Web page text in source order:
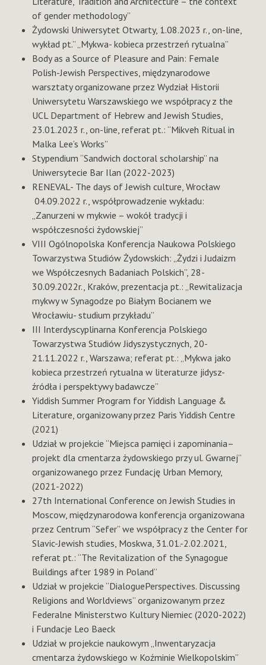
of gender methodology”
Żydowski Uniwersytet Otwarty, 1.08.2023 r., on-line,
wykład pt.” „Mykwa- kobieca przestrzeń rytualna”
Body as a Source of Pleasure and Pain: Female
Polish-Jewish Perspectives, międzynarodowe
warsztaty organizowane przez Wydział Historii
Uniwersytetu Warszawskiego we współpracy z the
UCL Department of Hebrew and Jewish Studies,
23.01.2023 r., on-line, referat pt.: “Mikveh Ritual in
Malka Lee’s Works”
Stypendium “Sandwich doctoral scholarship” na
Uniwersytecie Bar Ilan (2022-2023)
RENEVAL- The days of Jewish culture, Wrocław
04.09.2022 r., współprowadzenie wykładu:
„Zanurzeni w mykwie – wokół tradycji i
współczesności żydowskiej”
VIII Ogólnopolska Konferencja Naukowa Polskiego
Towarzystwa Studiów Żydowskich: „Żydzi i Judaizm
we Współczesnych Badaniach Polskich”, 28-
30.09.2022r., Kraków, prezentacja pt.: „Rewitalizacja
mykwy w Synagodze po Białym Bocianem we
Wrocławiu- studium przykładu”
III Interdyscyplinarna Konferencja Polskiego
Towarzystwa Studiów Jidyszystycznych, 20-
21.11.2022 r., Warszawa; referat pt.: „Mykwa jako
kobieca przestrzeń rytualna w literaturze jidysz-
źródła i perspektywy badawcze”
Yiddish Summer Program for Yiddish Language &
Literature, organizowany przez Paris Yiddish Centre
(2021)
Udział w projekcie “Miejsca pamięci i zapominania–
projekt dla cmentarza żydowskiego przy ul. Gwarnej”
organizowanego przez Fundację Urban Memory,
(2021-2022)
27th International Conference on Jewish Studies in
Moscow, międzynarodowa konferencja organizowana
przez Centrum “Sefer” we współpracy z the Center for
Slavic-Jewish studies, Moskwa, 31.01.-2.02.2021,
referat pt.: “The Revitalization of the Synagogue
Buildings after 1989 in Poland”
Udział w projekcie “DialoguePerspectives. Discussing
Religions and Worldviews” organizowanym przez
Federalne Ministerstwo Kultury Niemiec (2020-2022)
i Fundacje Leo Baeck
Udział w projekcie naukowym „Inwentaryzacja
cmentarza żydowskiego w Koźminie Wielkopolskim”